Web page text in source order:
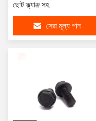
ছোট ফ্ল্যাঞ্জ সহ
সেরা মূল্য পান